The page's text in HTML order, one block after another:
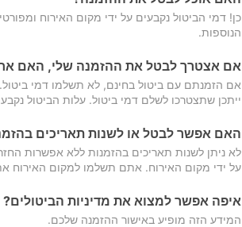
כן! דמי הביטול נקבעים על ידי מקום האירוח
הנוספות.
אם אצטרך לבטל את ההזמנה שלי, האם
אם הזמנתם עם ביטול בחינם, לא תשלמו דמי
ייתכן שתצטרכו לשלם דמי ביטול. עלות הביטול
האם אפשר לבטל או לשנות תאריכים
לא ניתן לשנות תאריכים בהזמנות ללא אפשרות
על ידי מקום האירוח. אתם תשלמו למקום האירוח
איפה אפשר למצוא את מדיניות הביטולים?
המידע הזה מופיע באישור ההזמנה שלכם.